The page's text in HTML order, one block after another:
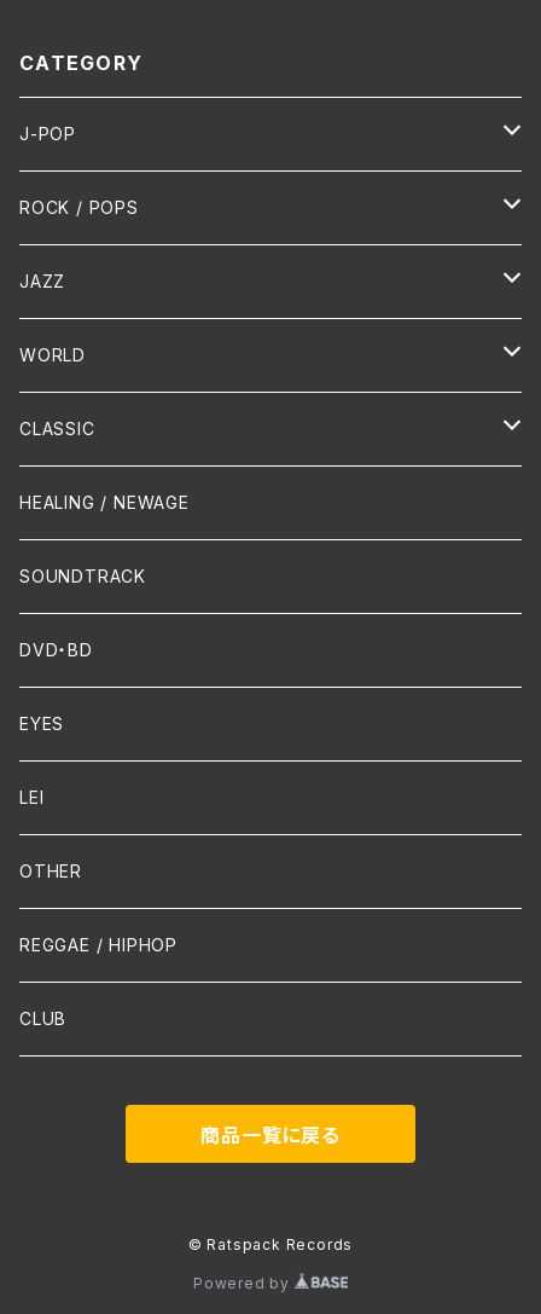
CATEGORY
J-POP
HR/HM
演歌 / 歌謡曲
PUNK/HARDCORE
Hip-Hop/Dancehall Reggae
ROCK / POPS
Oldies
HR/HM
JAZZ
Vocal
Piano
Crossover / Fusion
Dixie / New Orleans
FUNK
WORLD
HAWAIIAN
Chanson
CLASSIC
Piano
Flute
Violin
Cello
Guitar / Ukulele
Mandolin
声楽
吹奏楽
Contemporary / Avangarde
HEALING / NEWAGE
SOUNDTRACK
DVD・BD
EYES
LEI
OTHER
REGGAE / HIPHOP
CLUB
商品一覧に戻る
© Ratspack Records
Powered by